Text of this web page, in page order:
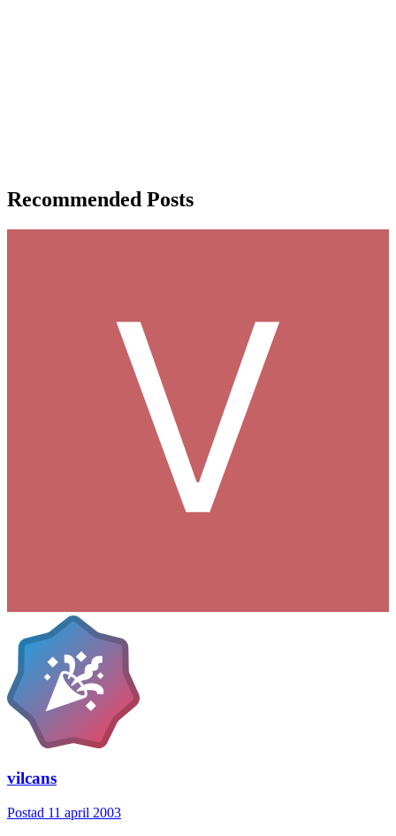
Recommended Posts
vilcans
Postad 11 april 2003